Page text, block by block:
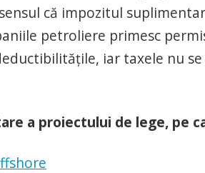
că impozitul
petroliere primesc
iar taxele nu
a proiectului de lege, pe